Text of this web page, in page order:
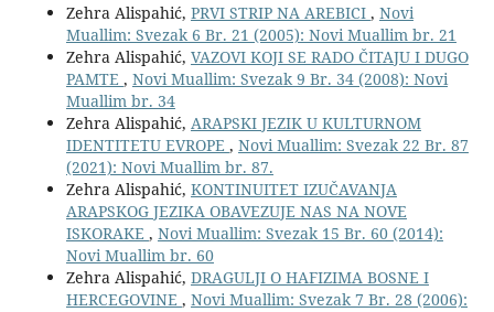
Zehra Alispahić, PRVI STRIP NA AREBICI , Novi
Muallim: Svezak 6 Br. 21 (2005): Novi Muallim br. 21
Zehra Alispahić, VAZOVI KOJI SE RADO ČITAJU I DUGO
PAMTE , Novi Muallim: Svezak 9 Br. 34 (2008): Novi
Muallim br. 34
Zehra Alispahić, ARAPSKI JEZIK U KULTURNOM
IDENTITETU EVROPE , Novi Muallim: Svezak 22 Br. 87
(2021): Novi Muallim br. 87.
Zehra Alispahić, KONTINUITET IZUČAVANJA
ARAPSKOG JEZIKA OBAVEZUJE NAS NA NOVE
ISKORAKE , Novi Muallim: Svezak 15 Br. 60 (2014):
Novi Muallim br. 60
Zehra Alispahić, DRAGULJI O HAFIZIMA BOSNE I
HERCEGOVINE , Novi Muallim: Svezak 7 Br. 28 (2006):